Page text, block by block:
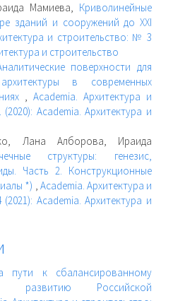
Мамиева, Криволинейные
зданий и сооружений до XXI
и строительство: № 3
и строительство
поверхности для
в современных
, Academia. Архитектура и
Academia. Архитектура и
Лана Алборова, Ираида
структуры: генезис,
Часть 2. Конструкционные
*) , Academia. Архитектура и
Academia. Архитектура и
пути к сбалансированному
развитию Российской